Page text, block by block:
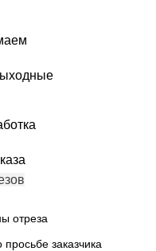
отреза
заказчика